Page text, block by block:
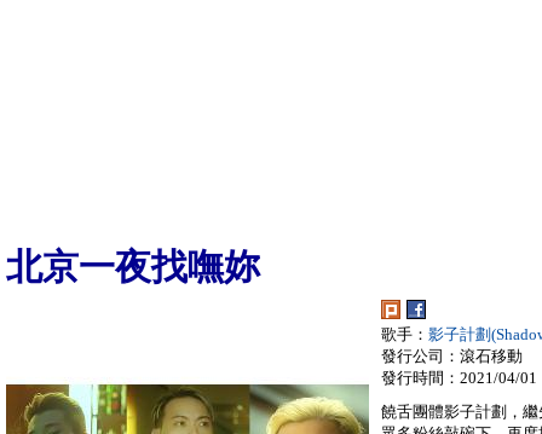
北京一夜找嘸妳
歌手： 影子計劃
發行公司：滾石移動
發行時間：2021/04/01
饒舌團體影子計劃，